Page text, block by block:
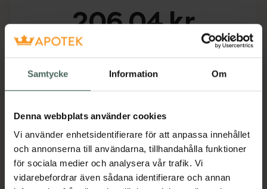
Samtycke Information Om
Denna webbplats använder cookies
Vi använder enhetsidentifierare för att anpassa innehållet
och annonserna till användarna, tillhandahålla funktioner
för sociala medier och analysera vår trafik. Vi
vidarebefordrar även sådana identifierare och annan
206,04 kr
Köp via ditt recept
Aktuella erbjudanden
Beskrivning